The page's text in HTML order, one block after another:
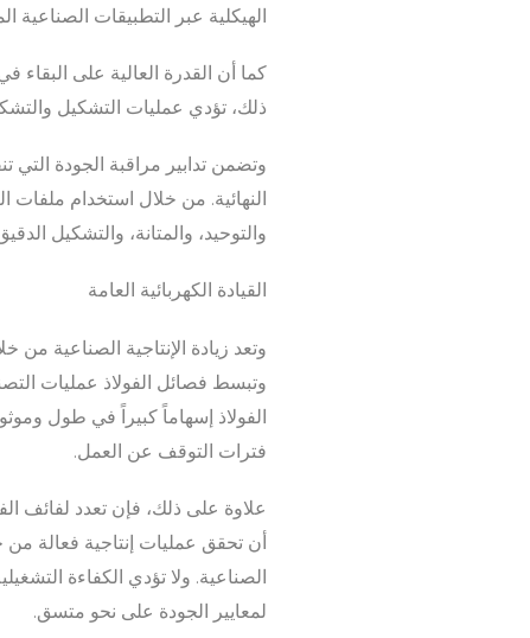
الهيكلية عبر التطبيقات الصناعية
كما أن القدرة العالية على البقاء
ذلك، تؤدي عمليات التشكيل
وتضمن تدابير مراقبة الجودة التي
النهائية. من خلال استخدام
والتوحيد، والمتانة، والتشكيل
القيادة الكهربائية العامة
وتعد زيادة الإنتاجية الصناعية من
وتبسط فصائل الفولاذ عمليات
الفولاذ إسهاماً كبيراً في طول
فترات التوقف عن العمل.
علاوة على ذلك، فإن تعدد لفائف
أن تحقق عمليات إنتاجية فعالة من
الصناعية. ولا تؤدي الكفاءة
لمعايير الجودة على نحو متسق.